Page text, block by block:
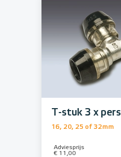
T-stuk 3 x pers
16, 20, 25 of 32mm
Adviesprijs
€ 11,00